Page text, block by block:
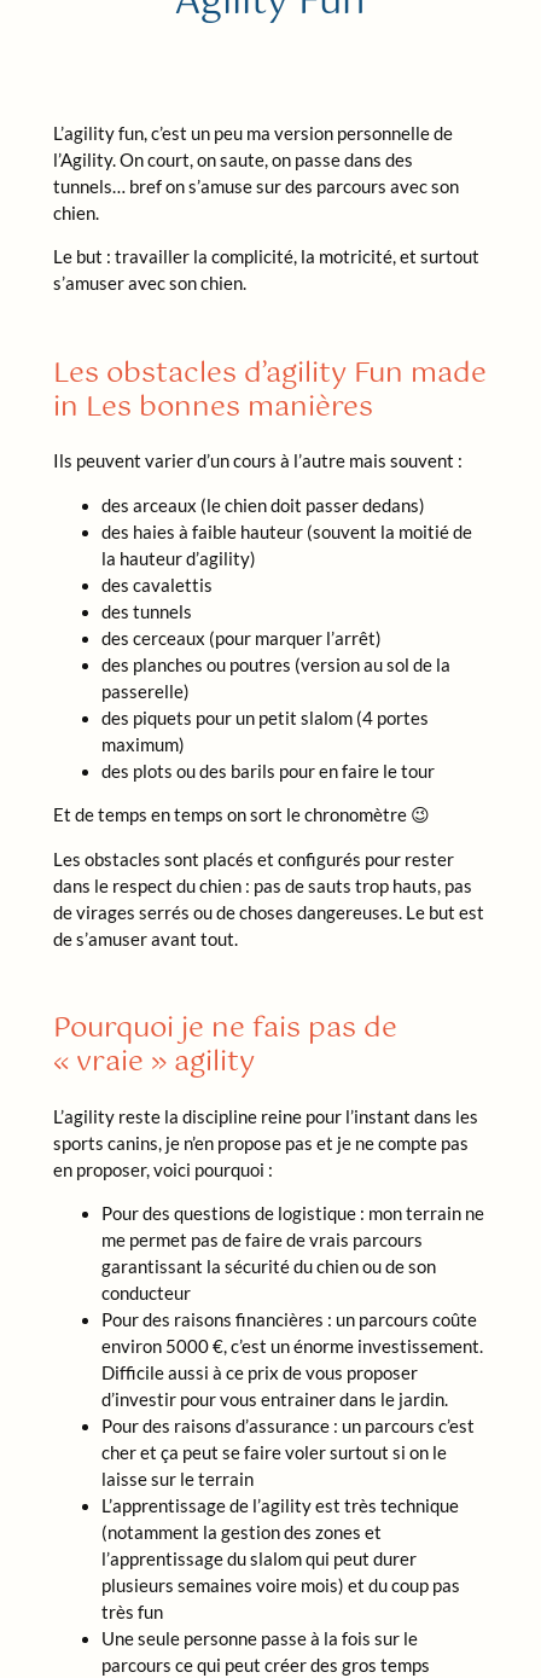
L’agility fun, c’est un peu ma version personnelle de
l’Agility. On court, on saute, on passe dans des
tunnels… bref on s’amuse sur des parcours avec son
chien.
Le but : travailler la complicité, la motricité, et surtout
s’amuser avec son chien.
Les obstacles d’agility Fun made
in Les bonnes manières
Ils peuvent varier d’un cours à l’autre mais souvent :
des arceaux (le chien doit passer dedans)
des haies à faible hauteur (souvent la moitié de
la hauteur d’agility)
des cavalettis
des tunnels
des cerceaux (pour marquer l’arrêt)
des planches ou poutres (version au sol de la
passerelle)
des piquets pour un petit slalom (4 portes
maximum)
des plots ou des barils pour en faire le tour
Et de temps en temps on sort le chronomètre 😉
Les obstacles sont placés et configurés pour rester
dans le respect du chien : pas de sauts trop hauts, pas
de virages serrés ou de choses dangereuses. Le but est
de s’amuser avant tout.
Pourquoi je ne fais pas de
« vraie » agility
L’agility reste la discipline reine pour l’instant dans les
sports canins, je n’en propose pas et je ne compte pas
en proposer, voici pourquoi :
Pour des questions de logistique : mon terrain ne
me permet pas de faire de vrais parcours
garantissant la sécurité du chien ou de son
conducteur
Pour des raisons financières : un parcours coûte
environ 5000 €, c’est un énorme investissement.
Difficile aussi à ce prix de vous proposer
d’investir pour vous entrainer dans le jardin.
Pour des raisons d’assurance : un parcours c’est
cher et ça peut se faire voler surtout si on le
laisse sur le terrain
L’apprentissage de l’agility est très technique
(notamment la gestion des zones et
l’apprentissage du slalom qui peut durer
plusieurs semaines voire mois) et du coup pas
très fun
Une seule personne passe à la fois sur le
parcours ce qui peut créer des gros temps